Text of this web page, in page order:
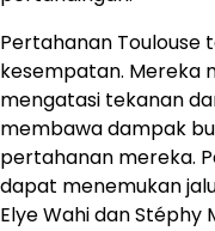
Pertahanan
kesempatan. Mereka
mengatasi tekanan
membawa dampak
pertahanan mereka.
dapat menemukan
Elye Wahi dan Stéphy